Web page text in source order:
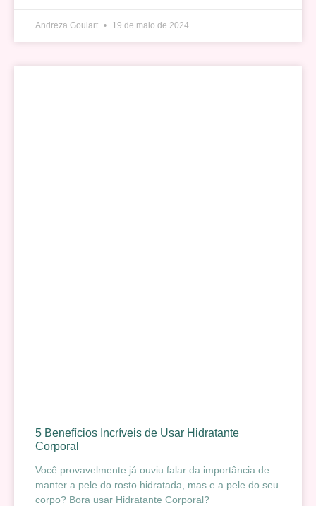
Andreza Goulart 19 de maio de 2024
5 Benefícios Incríveis de Usar Hidratante
Corporal
Você provavelmente já ouviu falar da importância de
manter a pele do rosto hidratada, mas e a pele do seu
corpo? Bora usar Hidratante Corporal?